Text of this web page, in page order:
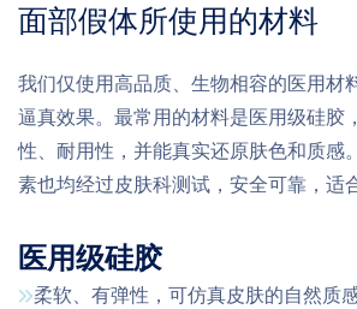
面部假体所使用的材料
我们仅使用高品质、生物相容的医用材
逼真效果。最常用的材料是医用级硅胶
性、耐用性，并能真实还原肤色和质感
素也均经过皮肤科测试，安全可靠，适
医用级硅胶
柔软、有弹性，可仿真皮肤的自然质